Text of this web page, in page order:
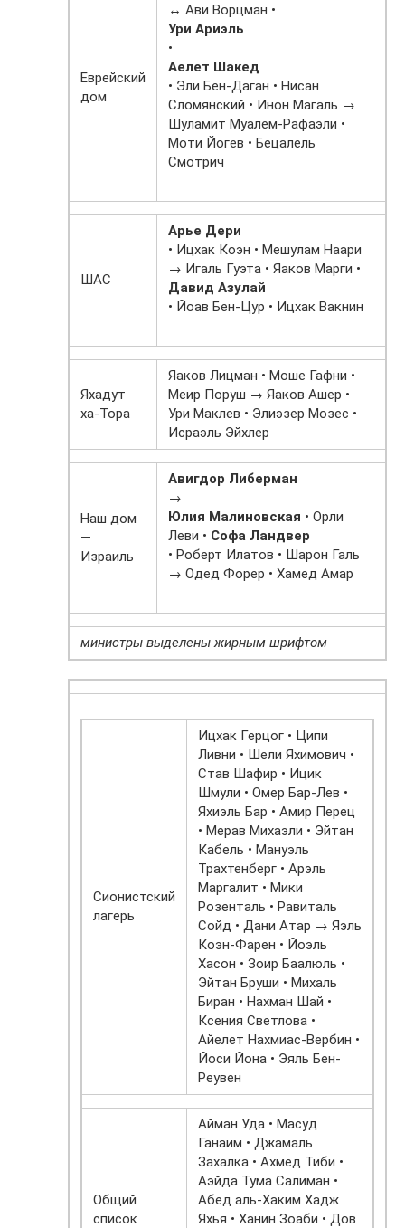
Еврейский
дом
↔ Ави Ворцман •
Ури Ариэль
•
Аелет Шакед
• Эли Бен-Даган • Нисан
Сломянский • Инон Магаль →
Шуламит Муалем-Рафаэли •
Моти Йогев • Бецалель
Смотрич
ШАС
Арье Дери
• Ицхак Коэн • Мешулам Наари
→ Игаль Гуэта • Яаков Марги •
Давид Азулай
• Йоав Бен-Цур • Ицхак Вакнин
Яхадут
ха-Тора
Яаков Лицман • Моше Гафни •
Меир Поруш → Яаков Ашер •
Ури Маклев • Элиэзер Мозес •
Исраэль Эйхлер
Наш дом
—
Израиль
Авигдор Либерман
→
Юлия Малиновская • Орли
Леви • Софа Ландвер
• Роберт Илатов • Шарон Галь
→ Одед Форер • Хамед Амар
министры выделены жирным шрифтом
Сионистский
лагерь
Ицхак Герцог • Ципи
Ливни • Шели Яхимович •
Став Шафир • Ицик
Шмули • Омер Бар-Лев •
Яхиэль Бар • Амир Перец
• Мерав Михаэли • Эйтан
Кабель • Мануэль
Трахтенберг • Арэль
Маргалит • Мики
Розенталь • Равиталь
Сойд • Дани Атар → Яэль
Коэн-Фарен • Йоэль
Хасон • Зоир Баалюль •
Эйтан Бруши • Михаль
Биран • Нахман Шай •
Ксения Светлова •
Айелет Нахмиас-Вербин •
Йоси Йона • Эяль Бен-
Реувен
Общий
список
Айман Уда • Масуд
Ганаим • Джамаль
Захалка • Ахмед Тиби •
Аэйда Тума Салиман •
Абед аль-Хаким Хадж
Яхья • Ханин Зоаби • Дов